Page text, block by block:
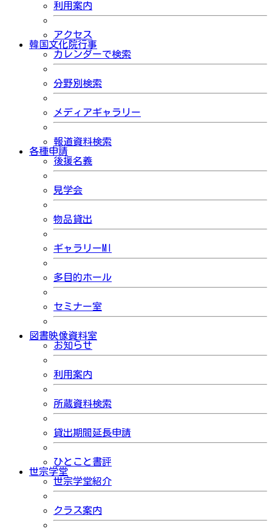
利用案内
アクセス
韓国文化院行事
カレンダーで検索
分野別検索
メディアギャラリー
報道資料検索
各種申請
後援名義
見学会
物品貸出
ギャラリーMI
多目的ホール
セミナー室
図書映像資料室
お知らせ
利用案内
所蔵資料検索
貸出期間延長申請
ひとこと書評
世宗学堂
世宗学堂紹介
クラス案内